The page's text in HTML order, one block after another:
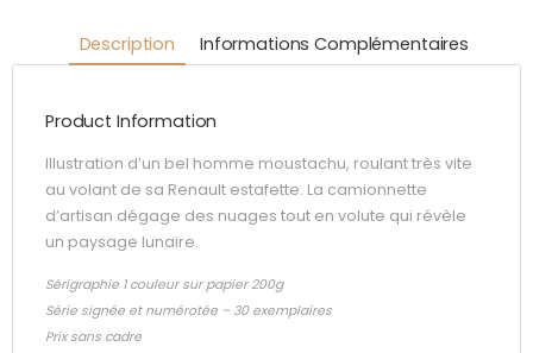
Description Informations Complémentaires
Product Information
Illustration d’un bel homme moustachu, roulant très vite
au volant de sa Renault estafette. La camionnette
d’artisan dégage des nuages tout en volute qui révèle
un paysage lunaire.
Sérigraphie 1 couleur sur papier 200g
Série signée et numérotée – 30 exemplaires
Prix sans cadre